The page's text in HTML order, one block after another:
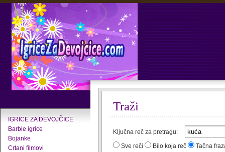
IGRICE ZA DEVOJČICE
Barbie igrice
Bojanke
Crtani filmovi
Traži
Ključna reč za pretragu:
Sve reči
Bilo koja reč
Tačna